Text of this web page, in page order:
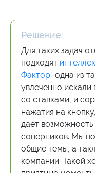
Решение:
Для таких задач
подходят
Фактор” одна из
увлеченно искали
со ставками, и
нажатия на
дает возможность
соперников. Мы
общие темы, а
компании. Такой